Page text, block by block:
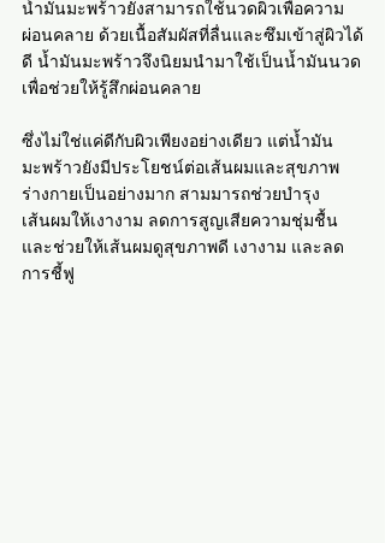
น้ำมันมะพร้าวยังสามารถใช้นวดผิวเพื่อความ
ผ่อนคลาย ด้วยเนื้อสัมผัสที่ลื่นและซึมเข้าสู่ผิวได้
ดี น้ำมันมะพร้าวจึงนิยมนำมาใช้เป็นน้ำมันนวด
เพื่อช่วยให้รู้สึกผ่อนคลาย
ซึ่งไม่ใช่แค่ดีกับผิวเพียงอย่างเดียว แต่น้ำมัน
มะพร้าวยังมีประโยชน์ต่อเส้นผมและสุขภาพ
ร่างกายเป็นอย่างมาก สามมารถช่วยบำรุง
เส้นผมให้เงางาม ลดการสูญเสียความชุ่มชื้น
และช่วยให้เส้นผมดูสุขภาพดี เงางาม และลด
การชี้ฟู